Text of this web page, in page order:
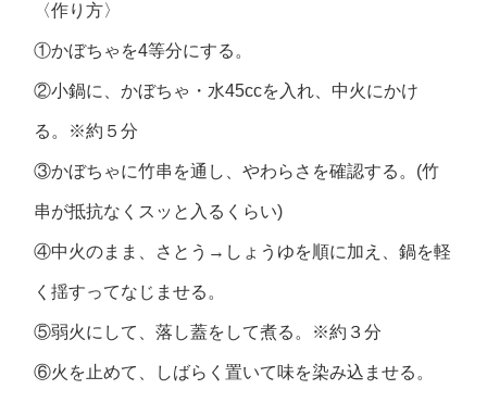
〈作り方〉
①かぼちゃを4等分にする。
②小鍋に、かぼちゃ・水45ccを入れ、中火にかけ
る。※約５分
③かぼちゃに竹串を通し、やわらさを確認する。(竹
串が抵抗なくスッと入るくらい)
④中火のまま、さとう→しょうゆを順に加え、鍋を軽
く揺すってなじませる。
⑤弱火にして、落し蓋をして煮る。※約３分
⑥火を止めて、しばらく置いて味を染み込ませる。